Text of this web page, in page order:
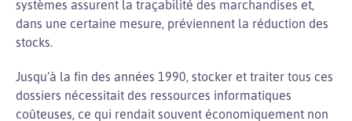
systèmes assurent la traçabilité des marchandises et,
dans une certaine mesure, préviennent la réduction des
stocks.
Jusqu’à la fin des années 1990, stocker et traiter tous ces
dossiers nécessitait des ressources informatiques
coûteuses, ce qui rendait souvent économiquement non